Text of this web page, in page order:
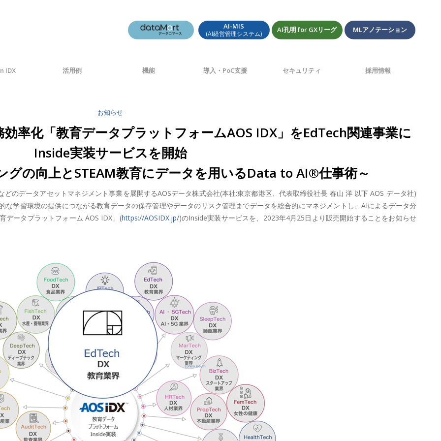
AI-MIS
(AI経営管理システム) AI孔明 for GXリーグ MLアノテーション
IDX 活用例 機能 導入・PoC支援 セキュリティ 採用情報
お知らせ
率化「教育データプラットフォームAOS IDX」をEdTech関連事業に
Inside実装サービスを開始
グの向上とSTEAM教育にデータを用いるData to AI®仕事術～
のデータアセットマネジメント事業を展開するAOSデータ株式会社(本社:東京都港区、代表取締役社長 春山 洋 以下 AOS データ社)
学習環境の提供につながる教育データの保存管理やデータのリスク管理までデータを総合的にマネジメントし、AIによるデータ分
データプラットフォーム AOS IDX」(https://AOSIDX.jp/)のInside実装サービスを、2023年4月25日より販売開始することをお知らせ